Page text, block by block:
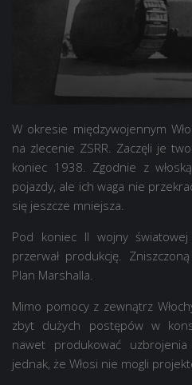
W okresie międzywojennym
na zlecenie ZSRR. Zaczęli je
koniec 1938. Zgodnie z
pojazdy, ale ich waga nie
się jeszcze mniejsza.
Pod koniec II wojny światowej
przerwał produkcję.
Plan Marshalla.
Mimo pomocy z zewnątrz
zbyt dużych postępów w
nawet produkować
jednak, że Włosi nie mogli